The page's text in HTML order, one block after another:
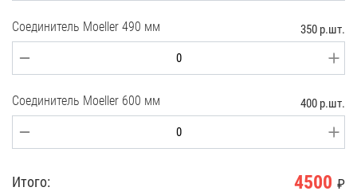
Соединитель Moeller 490 мм 350 р.шт.
Соединитель Moeller 600 мм 400 р.шт.
Итого: 4500 ₽